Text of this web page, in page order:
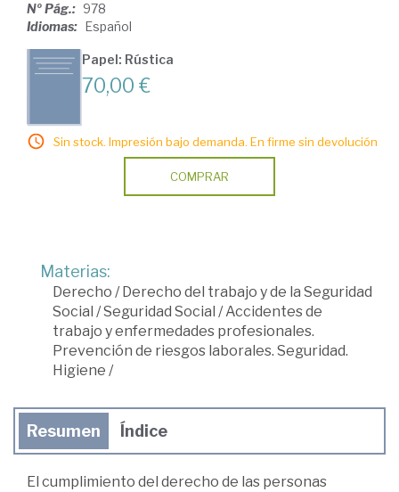
Nº Pág.: 978
Idiomas: Español
Papel: Rústica
70,00 €
Sin stock. Impresión bajo demanda. En firme sin devolución
COMPRAR
Materias:
Derecho / Derecho del trabajo y de la Seguridad
Social /Seguridad Social /Accidentes de
trabajo y enfermedades profesionales.
Prevención de riesgos laborales. Seguridad.
Higiene /
Resumen Índice
El cumplimiento del derecho de las personas